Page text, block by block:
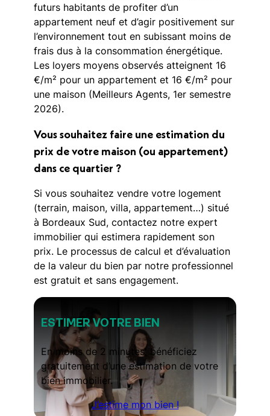
futurs habitants de profiter d’un
appartement neuf et d’agir positivement sur
l’environnement tout en subissant moins de
frais dus à la consommation énergétique.
Les loyers moyens observés atteignent 16
€/m² pour un appartement et 16 €/m² pour
une maison (Meilleurs Agents, 1er semestre
2026).
Vous souhaitez faire une estimation du
prix de votre maison (ou appartement)
dans ce quartier ?
Si vous souhaitez vendre votre logement
(terrain, maison, villa, appartement…) situé
à Bordeaux Sud, contactez notre expert
immobilier qui estimera rapidement son
prix. Le processus de calcul et d’évaluation
de la valeur du bien par notre professionnel
est gratuit et sans engagement.
ESTIMER VOTRE BIEN
En moins de 2 minutes, bénéficiez
gratuitement d’une estimation de votre
bien immobilier.
J’estime mon bien !